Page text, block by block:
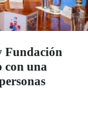
Fundación
con una